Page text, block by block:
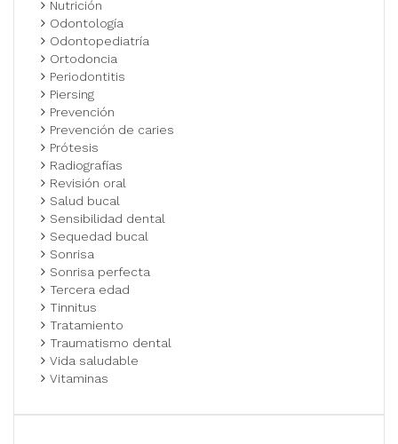
Nutrición
Odontología
Odontopediatría
Ortodoncia
Periodontitis
Piersing
Prevención
Prevención de caries
Prótesis
Radiografías
Revisión oral
Salud bucal
Sensibilidad dental
Sequedad bucal
Sonrisa
Sonrisa perfecta
Tercera edad
Tinnitus
Tratamiento
Traumatismo dental
Vida saludable
Vitaminas